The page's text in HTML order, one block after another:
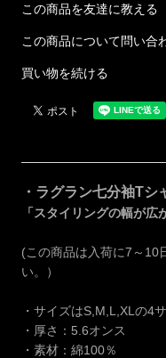
この商品を友達に教える
この商品について問い合
買い物を続ける
・ラグラン七分袖Tシ
「スタイリングの幅が広
(この商品は入荷に7～10
い。）
・サイズはS,M,L,XLの4
・厚さ：5.6オンス
・素材：綿100％